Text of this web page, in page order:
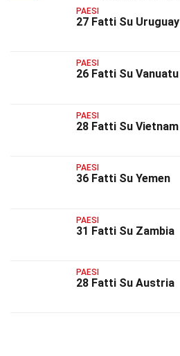
PAESI
27 Fatti Su Uruguay
PAESI
26 Fatti Su Vanuatu
PAESI
28 Fatti Su Vietnam
PAESI
36 Fatti Su Yemen
PAESI
31 Fatti Su Zambia
PAESI
28 Fatti Su Austria